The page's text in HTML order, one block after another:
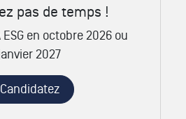
pas de temps !
en octobre 2026 ou
2027
Candidatez